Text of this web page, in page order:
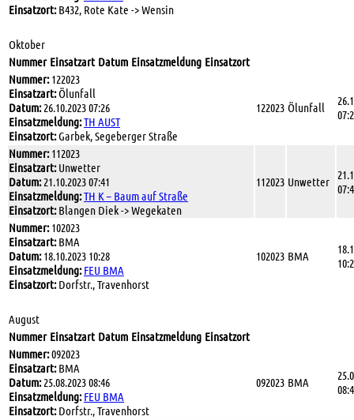
Einsatzort:B432, Rote Kate -> Wensin
Oktober
Nummer Einsatzart Datum Einsatzmeldung Einsatzort
Nummer:122023
Einsatzart:Ölunfall
Datum:26.10.2023 07:26
Einsatzmeldung:TH AUST
Einsatzort:Garbek, Segeberger Straße
122023 Ölunfall
Nummer:112023
Einsatzart:Unwetter
Datum:21.10.2023 07:41
Einsatzmeldung:TH K – Baum auf Straße
Einsatzort:Blangen Diek -> Wegekaten
112023 Unwetter
Nummer:102023
Einsatzart:BMA
Datum:18.10.2023 10:28
Einsatzmeldung: FEU BMA
Einsatzort:Dorfstr., Travenhorst
102023 BMA
August
Nummer Einsatzart Datum Einsatzmeldung Einsatzort
Nummer:092023
Einsatzart:BMA
Datum:25.08.2023 08:46
Einsatzmeldung: FEU BMA
Einsatzort:Dorfstr., Travenhorst
092023 BMA